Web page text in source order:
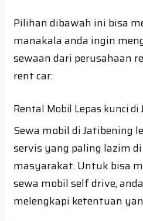
Pilihan dibawah ini bisa
manakala anda ingin
sewaan dari perusahaan
rent car:
Rental Mobil Lepas kunci di
Sewa mobil di Jatibening
servis yang paling lazim
masyarakat. Untuk bisa
sewa mobil self drive,
melengkapi ketentuan